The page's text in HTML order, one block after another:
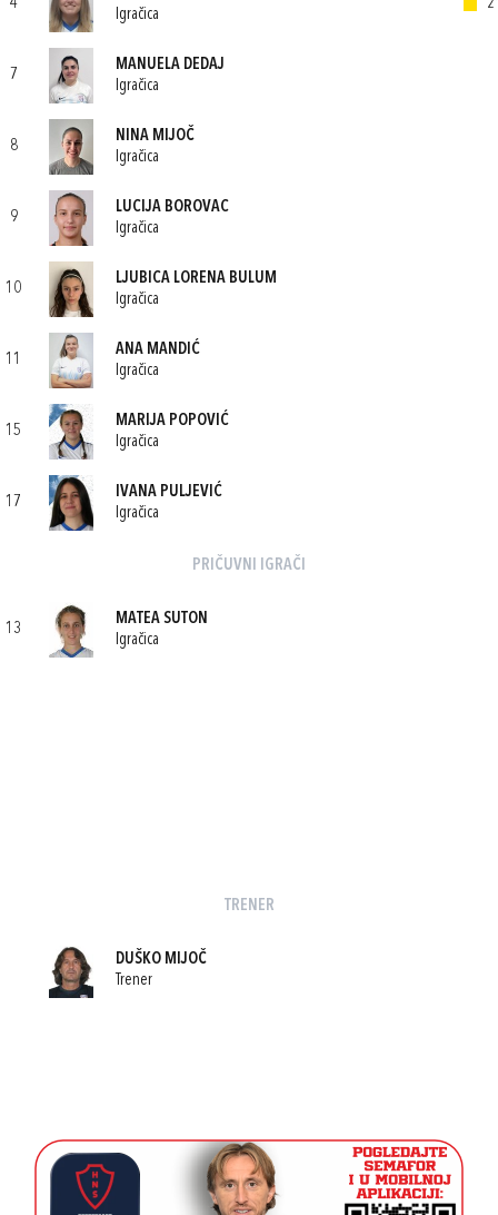
4
Igračica
2'
7
MANUELA DEDAJ
Igračica
8
NINA MIJOČ
Igračica
9
LUCIJA BOROVAC
Igračica
10
LJUBICA LORENA BULUM
Igračica
11
ANA MANDIĆ
Igračica
15
MARIJA POPOVIĆ
Igračica
17
IVANA PULJEVIĆ
Igračica
PRIČUVNI IGRAČI
13
MATEA SUTON
Igračica
TRENER
DUŠKO MIJOČ
Trener